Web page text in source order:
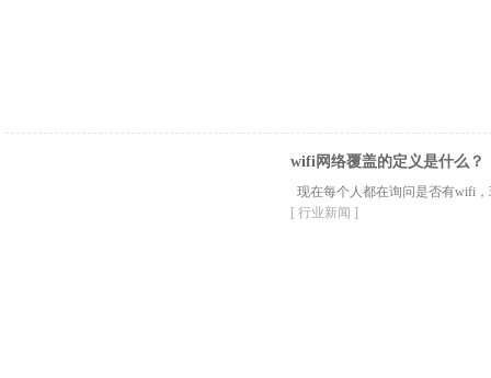
wifi网络覆盖的定义是什么？
现在每个人都在询问是否有wifi
[ 行业新闻 ]